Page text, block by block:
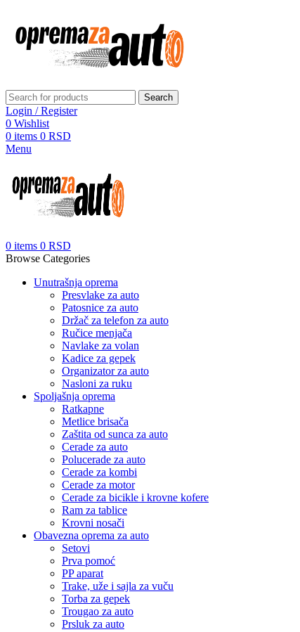
Search
Login / Register
0 Wishlist
0 items 0 RSD
Menu
0 items 0 RSD
Browse Categories
Unutrašnja oprema
Presvlake za auto
Patosnice za auto
Držač za telefon za auto
Ručice menjača
Navlake za volan
Kadice za gepek
Organizator za auto
Nasloni za ruku
Spoljašnja oprema
Ratkapne
Metlice brisača
Zaštita od sunca za auto
Cerade za auto
Polucerade za auto
Cerade za kombi
Cerade za motor
Cerade za bicikle i krovne kofere
Ram za tablice
Krovni nosači
Obavezna oprema za auto
Setovi
Prva pomoć
PP aparat
Trake, uže i sajla za vuču
Torba za gepek
Trougao za auto
Prsluk za auto